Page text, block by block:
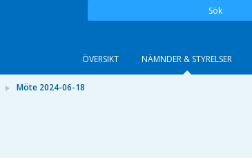
Sök
ÖVERSIKT NÄMNDER & STYRELSER
Möte 2024-06-18